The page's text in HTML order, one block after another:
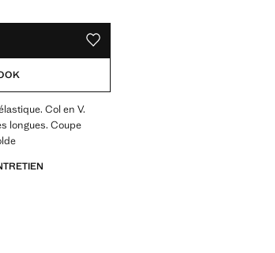
AJOUTER AUX FAVORIS
Col en V.
longues. Coupe